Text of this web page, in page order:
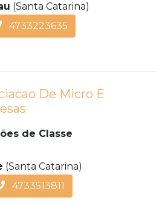
(Santa Catarina)
4733223635
De Micro E
de Classe
(Santa Catarina)
4733513811